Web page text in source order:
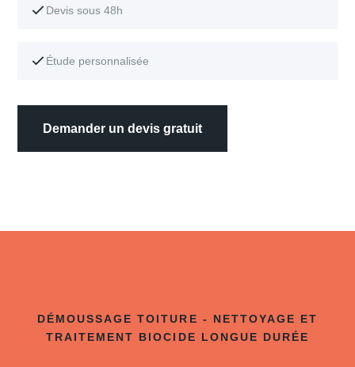
Devis sous 48h
Étude personnalisée
Demander un devis gratuit
DÉMOUSSAGE TOITURE - NETTOYAGE ET
TRAITEMENT BIOCIDE LONGUE DURÉE